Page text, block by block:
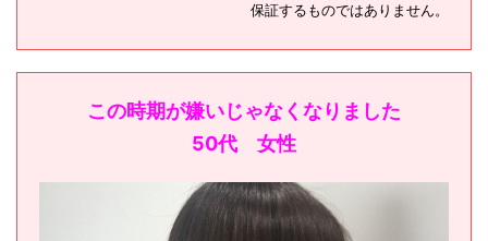
保証するものではありません。
この時期が嫌いじゃなくなりました
50代 女性